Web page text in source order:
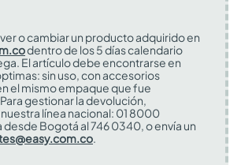
o cambiar un producto adquirido en
dentro de los 5 días calendario
El artículo debe encontrarse en
sin uso, con accesorios
el mismo empaque que fue
gestionar la devolución,
línea nacional: 01 8000
Bogotá al 746 0340, o envía un
.